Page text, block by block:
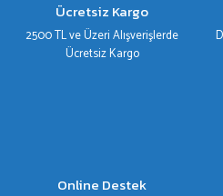
Ürün fiyatı diğer sitelerden daha pahalı.
Bu ürüne benzer farklı alternatifler olmalı.
Ücretsiz Kargo
2500 TL ve Üzeri Alışverişlerde
Ücretsiz Kargo
Online Destek